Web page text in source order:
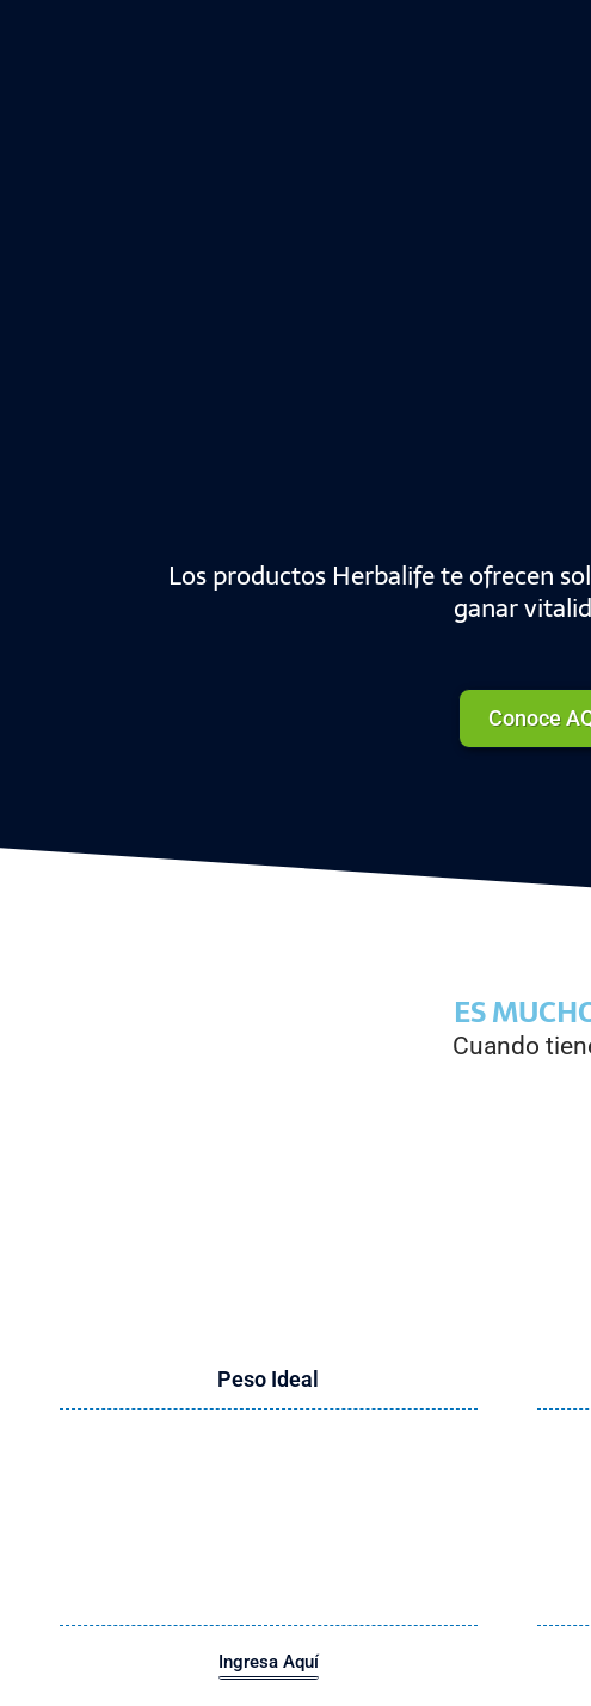
Los productos Herbalife te ofrecen
ganar
Conoce
ES
Cuando
Peso Ideal
Ingresa Aquí